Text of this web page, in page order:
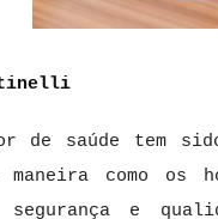
de saúde tem
maneira como
e